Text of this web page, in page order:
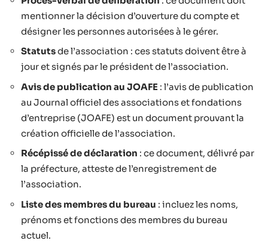
mentionner la décision d’ouverture du compte et
désigner les personnes autorisées à le gérer.
Statutsde l’association : ces statuts doivent être à
jour et signés par le président de l’association.
Avis de publication au JOAFE : l’avis de publication
au Journal officiel des associations et fondations
d’entreprise (JOAFE) est un document prouvant la
création officielle de l’association.
Récépissé de déclaration : ce document, délivré par
la préfecture, atteste de l’enregistrement de
l’association.
Liste des membres du bureau : incluez les noms,
prénoms et fonctions des membres du bureau
actuel.